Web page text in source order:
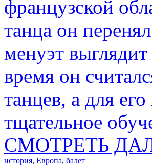
французской
танца он
менуэт
время он
танцев, а для
тщательное
СМОТРЕТЬ
история, Европа, балет